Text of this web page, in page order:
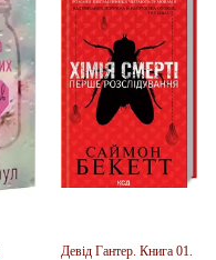
Девід Гантер. Книга 01.